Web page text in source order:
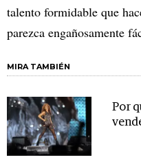
talento formidable que
parezca engañosamente
MIRA TAMBIÉN
Por